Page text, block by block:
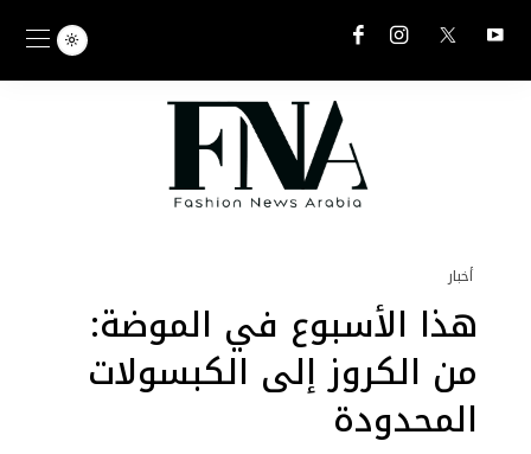
أخبار
هذا الأسبوع في الموضة:
من الكروز إلى الكبسولات
المحدودة